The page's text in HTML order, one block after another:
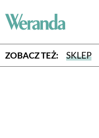
ZOBACZ TEŻ: SKLEP